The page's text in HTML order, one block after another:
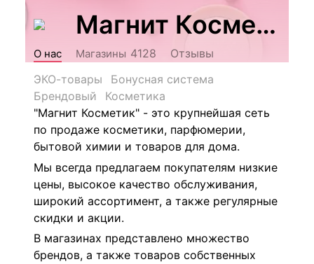
Магнит Косметик
О нас Магазины 4128
Отзывы
ЭКО-товары
Бонусная система
Брендовый
Косметика
"Магнит Косметик" - это крупнейшая сеть
по продаже косметики, парфюмерии,
бытовой химии и товаров для дома.
Мы всегда предлагаем покупателям низкие
цены, высокое качество обслуживания,
широкий ассортимент, а также регулярные
скидки и акции.
В магазинах представлено множество
брендов, а также товаров собственных